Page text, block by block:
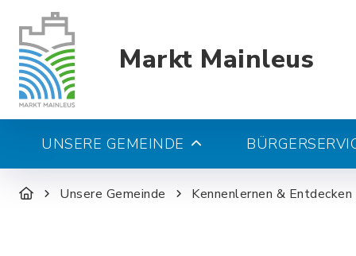
Markt Mainleus
UNSERE GEMEINDE
Unsere Gemeinde Kennenlernen & Entdecken